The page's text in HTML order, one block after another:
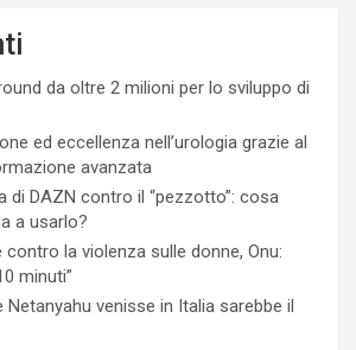
da oltre 2 milioni per lo sviluppo di
ed eccellenza nell’urologia grazie al
avanzata
di DAZN contro il “pezzotto”: cosa
a usarlo?
la violenza sulle donne, Onu:
minuti”
Netanyahu venisse in Italia sarebbe il